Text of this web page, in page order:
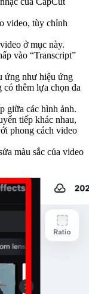
video, tùy chỉnh
ở mục này.
vào “Transcript”
ứng như hiệu ứng
có thêm lựa chọn đa
giữa các hình ảnh.
tiếp khác nhau,
phong cách video
màu sắc của video